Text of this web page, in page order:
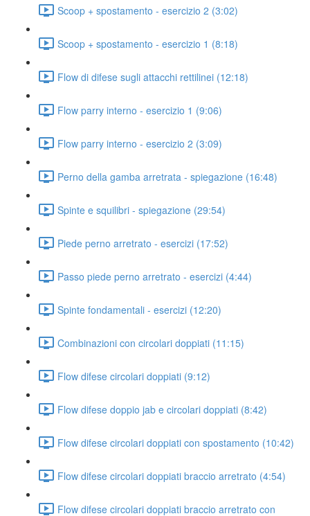
Scoop + spostamento - esercizio 2 (3:02)
Scoop + spostamento - esercizio 1 (8:18)
Flow di difese sugli attacchi rettilinei (12:18)
Flow parry interno - esercizio 1 (9:06)
Flow parry interno - esercizio 2 (3:09)
Perno della gamba arretrata - spiegazione (16:48)
Spinte e squilibri - spiegazione (29:54)
Piede perno arretrato - esercizi (17:52)
Passo piede perno arretrato - esercizi (4:44)
Spinte fondamentali - esercizi (12:20)
Combinazioni con circolari doppiati (11:15)
Flow difese circolari doppiati (9:12)
Flow difese doppio jab e circolari doppiati (8:42)
Flow difese circolari doppiati con spostamento (10:42)
Flow difese circolari doppiati braccio arretrato (4:54)
Flow difese circolari doppiati braccio arretrato con